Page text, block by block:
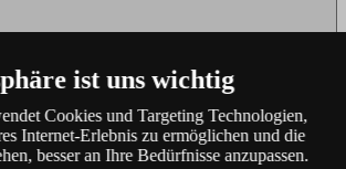
ist uns wichtig
Cookies und Targeting Technologien,
Internet-Erlebnis zu ermöglichen und die
besser an Ihre Bedürfnisse anzupassen.